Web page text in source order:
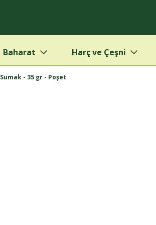
Baharat Harç ve Çeşni
Sumak - 35 gr - Poşet